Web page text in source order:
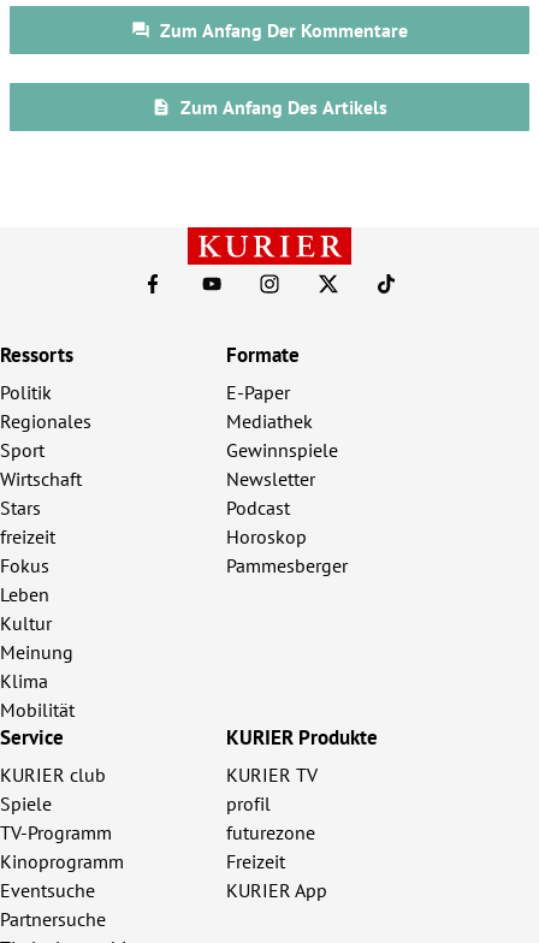
Ressorts
Politik
Regionales
Sport
Wirtschaft
Stars
freizeit
Fokus
Leben
Kultur
Meinung
Klima
Mobilität
Formate
E-Paper
Mediathek
Gewinnspiele
Newsletter
Podcast
Horoskop
Pammesberger
Service
KURIER club
Spiele
TV-Programm
Kinoprogramm
Eventsuche
Partnersuche
KURIER Produkte
KURIER TV
profil
futurezone
Freizeit
KURIER App